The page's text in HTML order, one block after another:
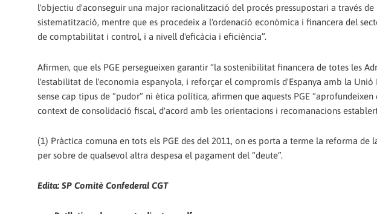
l'objectiu d'aconseguir una major racionalització del procés pressupostari a través
sistematització, mentre que es procedeix a l'ordenació econòmica i financera del
de comptabilitat i control, i a nivell d'eficàcia i eficiència”.
Afirmen, que els PGE persegueixen garantir “la sostenibilitat financera de totes les
l'estabilitat de l'economia espanyola, i reforçar el compromís d'Espanya amb la
sense cap tipus de “pudor” ni ètica política, afirmen que aquests PGE
context de consolidació fiscal, d'acord amb les orientacions i recomanacions
(1) Pràctica comuna en tots els PGE des del 2011, on es porta a terme la reforma de
per sobre de qualsevol altra despesa el pagament del “deute”.
Edita: SP Comitè Confederal CGT